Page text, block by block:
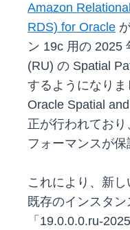
Amazon
RDS) for Oracle
ン 19c 用の 2025
(RU) の Spatial
するようになりま
Oracle Spatial
正が行われてお
フォーマンスが保
これにより、新し
既存のインスタ
「19.0.0.0.ru-